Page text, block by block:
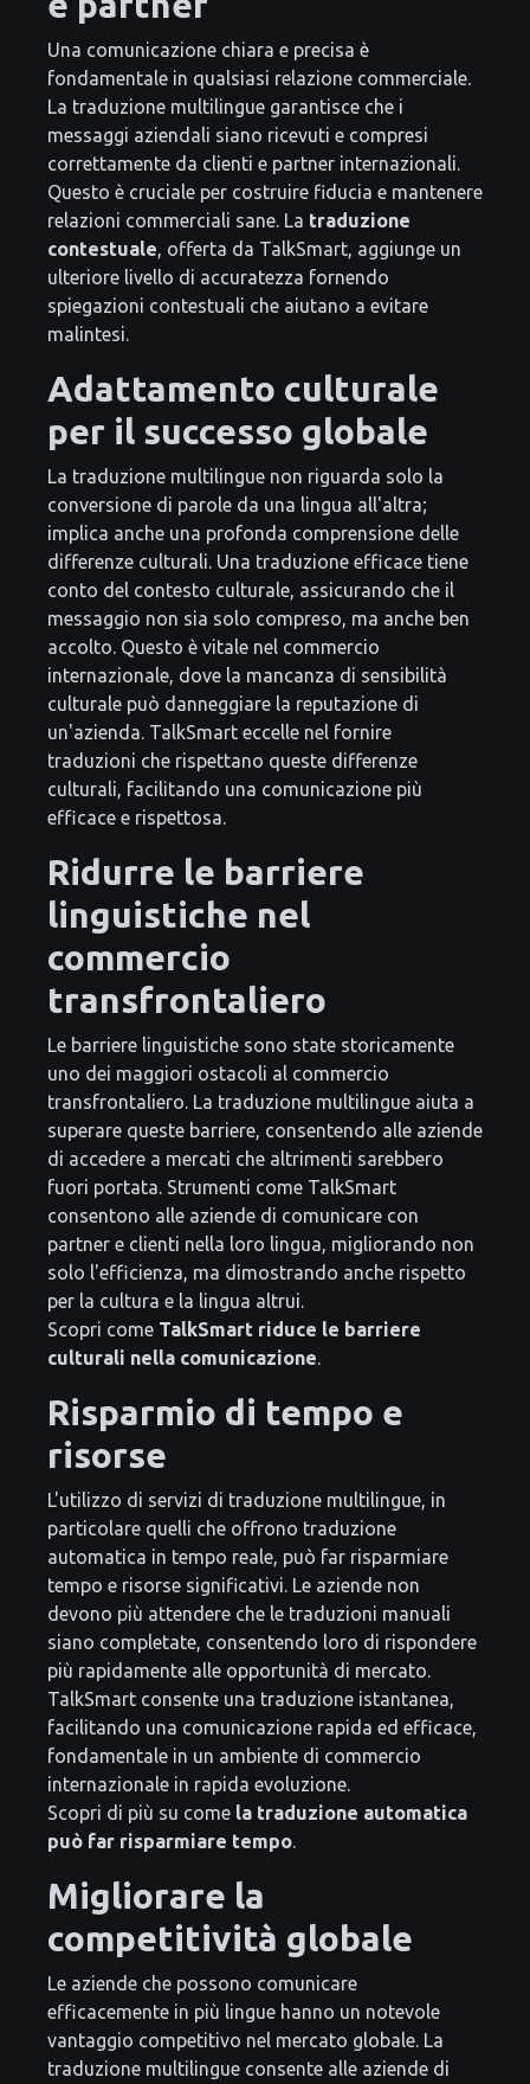
Una comunicazione chiara e precisa è
fondamentale in qualsiasi relazione commerciale.
La traduzione multilingue garantisce che i
messaggi aziendali siano ricevuti e compresi
correttamente da clienti e partner internazionali.
Questo è cruciale per costruire fiducia e mantenere
relazioni commerciali sane. La traduzione
contestuale , offerta da TalkSmart, aggiunge un
ulteriore livello di accuratezza fornendo
spiegazioni contestuali che aiutano a evitare
malintesi.
Adattamento culturale
per il successo globale
La traduzione multilingue non riguarda solo la
conversione di parole da una lingua all'altra;
implica anche una profonda comprensione delle
differenze culturali. Una traduzione efficace tiene
conto del contesto culturale, assicurando che il
messaggio non sia solo compreso, ma anche ben
accolto. Questo è vitale nel commercio
internazionale, dove la mancanza di sensibilità
culturale può danneggiare la reputazione di
un'azienda. TalkSmart eccelle nel fornire
traduzioni che rispettano queste differenze
culturali, facilitando una comunicazione più
efficace e rispettosa.
Ridurre le barriere
linguistiche nel
commercio
transfrontaliero
Le barriere linguistiche sono state storicamente
uno dei maggiori ostacoli al commercio
transfrontaliero. La traduzione multilingue aiuta a
superare queste barriere, consentendo alle aziende
di accedere a mercati che altrimenti sarebbero
fuori portata. Strumenti come TalkSmart
consentono alle aziende di comunicare con
partner e clienti nella loro lingua, migliorando non
solo l'efficienza, ma dimostrando anche rispetto
per la cultura e la lingua altrui.
Scopri come TalkSmart riduce le barriere
culturali nella comunicazione
Risparmio di tempo e
risorse
L'utilizzo di servizi di traduzione multilingue, in
particolare quelli che offrono traduzione
automatica in tempo reale, può far risparmiare
tempo e risorse significativi. Le aziende non
devono più attendere che le traduzioni manuali
siano completate, consentendo loro di rispondere
più rapidamente alle opportunità di mercato.
TalkSmart consente una traduzione istantanea,
facilitando una comunicazione rapida ed efficace,
fondamentale in un ambiente di commercio
internazionale in rapida evoluzione.
Scopri di più su come la traduzione automatica
può far risparmiare tempo
Migliorare la
competitività globale
Le aziende che possono comunicare
efficacemente in più lingue hanno un notevole
vantaggio competitivo nel mercato globale. La
traduzione multilingue consente alle aziende di